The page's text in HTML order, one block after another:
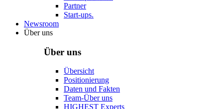
Partner
Start-ups.
Newsroom
Über uns
Über uns
Übersicht
Positionierung
Daten und Fakten
Team-Über uns
HIGHEST Experts